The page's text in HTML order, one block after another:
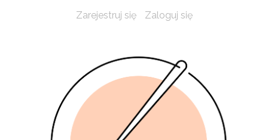
Zarejestruj się Zaloguj się